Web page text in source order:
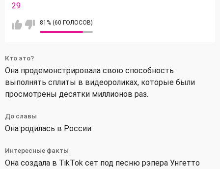
29
81% (60 ГОЛОСОВ)
Кто это?
Она продемонстрировала свою способность
выполнять сплиты в видеороликах, которые были
просмотрены десятки миллионов раз.
До славы
Она родилась в России.
Интересные факты
Она создала в TikTok сет под песню рэпера Унгетто